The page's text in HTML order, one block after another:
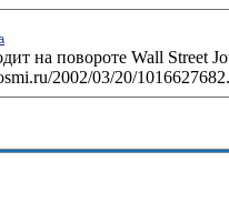
на повороте Wall Street
2002/03/20/